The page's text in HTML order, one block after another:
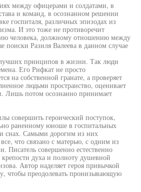
между офицерами и солдатами, в
и команд, в осознанном решении
госпиталя, различных эпизодах из
И это тоже не противоречит
человека, должному отношению между
поиски Разиля Валеева в данном случае
принципов в жизни. Так люди
Его Рифкат не просто
на собственной гранате, а проверяет
людьми пространство, оценивает
Лишь потом осознанно принимает
совершить героический поступок,
раненному юноше в госпитальных
снах. Самыми дорогим из них
что связано с матерью, с одним из
Писатель совершенно естественно
крепости духа и полноту душевной
Автор наделяет героя привычкой
чтобы преодолевать пронизывающую